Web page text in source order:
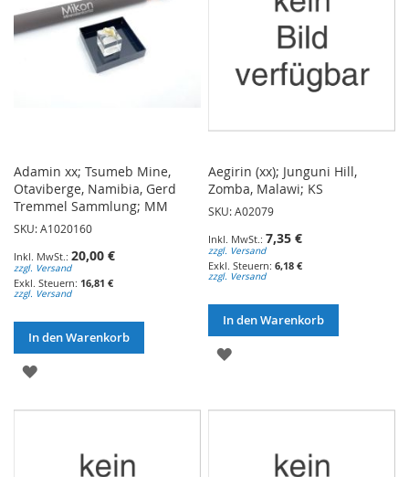
Adamin xx; Tsumeb Mine,
Otaviberge, Namibia, Gerd
Tremmel Sammlung; MM
SKU: A1020160
20,00 €
zzgl. Versand
16,81 €
zzgl. Versand
In den Warenkorb
ZUR
Aegirin (xx); Junguni Hill,
Zomba, Malawi; KS
SKU: A02079
7,35 €
zzgl. Versand
6,18 €
zzgl. Versand
In den Warenkorb
ZUR
HINZUFÜGEN